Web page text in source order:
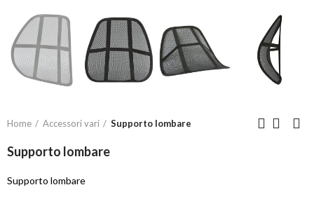
Home Accessori vari Supporto lombare
Supporto lombare
Supporto lombare